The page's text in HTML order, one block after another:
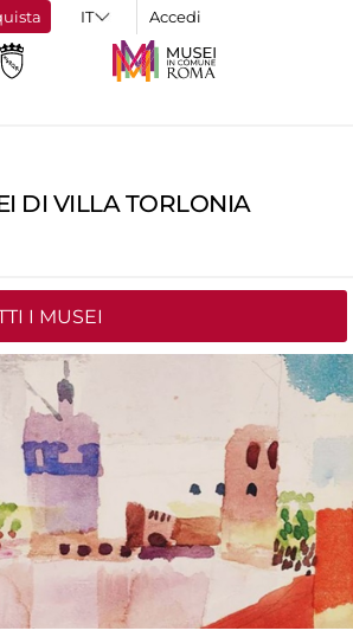
Accedi
DI VILLA TORLONIA
I MUSEI